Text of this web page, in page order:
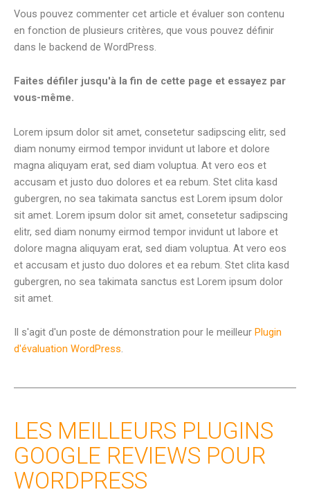
Vous pouvez commenter cet article et évaluer son contenu
en fonction de plusieurs critères, que vous pouvez définir
dans le backend de WordPress.
Faites défiler jusqu'à la fin de cette page et essayez par
vous-même.
Lorem ipsum dolor sit amet, consetetur sadipscing elitr, sed
diam nonumy eirmod tempor invidunt ut labore et dolore
magna aliquyam erat, sed diam voluptua. At vero eos et
accusam et justo duo dolores et ea rebum. Stet clita kasd
gubergren, no sea takimata sanctus est Lorem ipsum dolor
sit amet. Lorem ipsum dolor sit amet, consetetur sadipscing
elitr, sed diam nonumy eirmod tempor invidunt ut labore et
dolore magna aliquyam erat, sed diam voluptua. At vero eos
et accusam et justo duo dolores et ea rebum. Stet clita kasd
gubergren, no sea takimata sanctus est Lorem ipsum dolor
sit amet.
Il s'agit d'un poste de démonstration pour le meilleur Plugin
d'évaluation WordPress.
LES MEILLEURS PLUGINS
GOOGLE REVIEWS POUR
WORDPRESS